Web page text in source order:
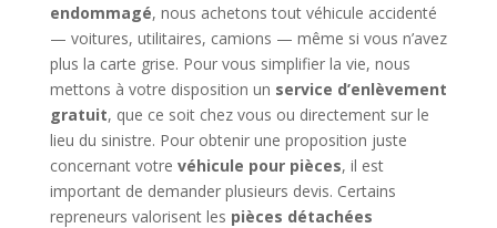
endommagé, nous achetons tout véhicule accidenté
— voitures, utilitaires, camions — même si vous n’avez
plus la carte grise. Pour vous simplifier la vie, nous
mettons à votre disposition un service d’enlèvement
gratuit, que ce soit chez vous ou directement sur le
lieu du sinistre. Pour obtenir une proposition juste
concernant votre véhicule pour pièces, il est
important de demander plusieurs devis. Certains
repreneurs valorisent les pièces détachées